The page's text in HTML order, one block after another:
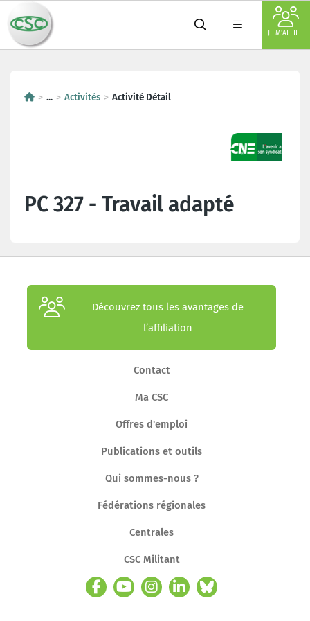
JE M'AFFILIE
... Activités Activité Détail
PC 327 - Travail adapté
Découvrez tous les avantages de
l’affiliation
Contact
Ma CSC
Offres d'emploi
Publications et outils
Qui sommes-nous ?
Fédérations régionales
Centrales
CSC Militant